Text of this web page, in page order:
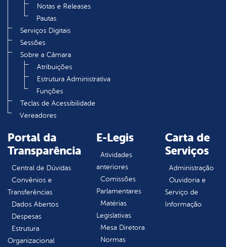
Notas e Releases
Pautas
Serviços Digitais
Sessões
Sobre a Câmara
Atribuições
Estrutura Administrativa
Funções
Teclas de Acessibilidade
Vereadores
Portal da
Transparência
Central de Dúvidas
Convênios e
Transferências
Dados Abertos
Despesas
Estrutura
Organizacional
E-Legis
Atividades
anteriores
Comissões
Parlamentares
Matérias
Legislativas
Mesa Diretora
Normas
Carta de
Serviços
Administração
Ouvidoria e
Serviço de
Informação